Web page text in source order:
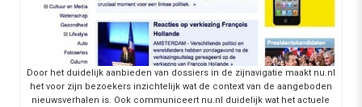
Door het duidelijk aanbieden van dossiers in de zijnavigatie maakt nu.nl
het voor zijn bezoekers inzichtelijk wat de context van de aangeboden
nieuwsverhalen is. Ook communiceert nu.nl duidelijk wat het actuele